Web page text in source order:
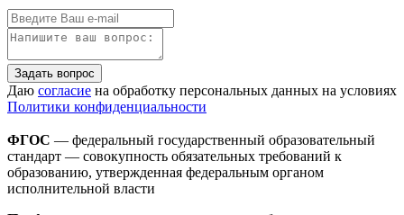
Задать вопрос
Даю согласие на обработку персональных данных на условиях
Политики конфиденциальности
ФГОС — федеральный государственный образовательный
стандарт — совокупность обязательных требований к
образованию, утвержденная федеральным органом
исполнительной власти